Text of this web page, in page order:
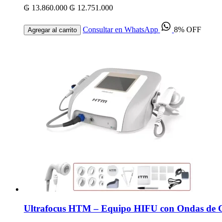
₲ 13.860.000 ₲ 12.751.000
Agregar al carrito Consultar en WhatsApp 8% OFF
Ultrafocus HTM – Equipo HIFU con Ondas de